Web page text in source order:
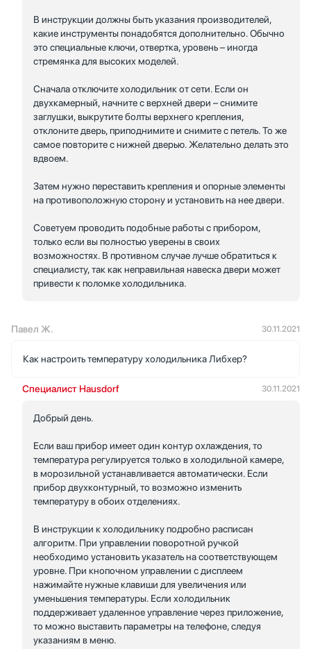
В инструкции должны быть указания производителей,
какие инструменты понадобятся дополнительно. Обычно
это специальные ключи, отвертка, уровень – иногда
стремянка для высоких моделей.
Сначала отключите холодильник от сети. Если он
двухкамерный, начните с верхней двери – снимите
заглушки, выкрутите болты верхнего крепления,
отклоните дверь, приподнимите и снимите с петель. То же
самое повторите с нижней дверью. Желательно делать это
вдвоем.
Затем нужно переставить крепления и опорные элементы
на противоположную сторону и установить на нее двери.
Советуем проводить подобные работы с прибором,
только если вы полностью уверены в своих
возможностях. В противном случае лучше обратиться к
специалисту, так как неправильная навеска двери может
привести к поломке холодильника.
Павел Ж. 30.11.2021
Как настроить температуру холодильника Либхер?
Специалист Hausdorf 30.11.2021
Добрый день.
Если ваш прибор имеет один контур охлаждения, то
температура регулируется только в холодильной камере,
в морозильной устанавливается автоматически. Если
прибор двухконтурный, то возможно изменить
температуру в обоих отделениях.
В инструкции к холодильнику подробно расписан
алгоритм. При управлении поворотной ручкой
необходимо установить указатель на соответствующем
уровне. При кнопочном управлении с дисплеем
нажимайте нужные клавиши для увеличения или
уменьшения температуры. Если холодильник
поддерживает удаленное управление через приложение,
то можно выставить параметры на телефоне, следуя
указаниям в меню.